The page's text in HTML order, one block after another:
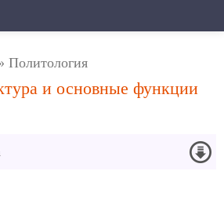
Политология
и основные функции